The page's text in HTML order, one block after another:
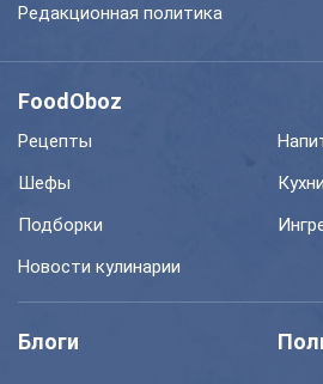
Редакционная политика
FoodOboz
Рецепты
Шефы
Подборки
Новости кулинарии
Блоги